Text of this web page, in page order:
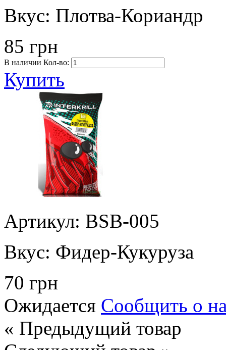
Вкус: Плотва-Кориандр
85 грн
В наличии Кол-во:
Купить
Артикул: BSB-005
Вкус: Фидер-Кукуруза
70 грн
Ожидается Сообщить о
« Предыдущий товар